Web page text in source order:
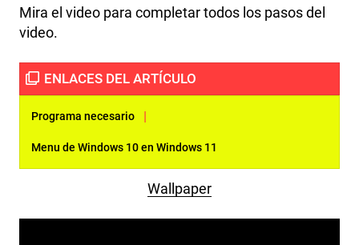
Mira el video para completar todos los pasos del
video.
Programa necesario |
Menu de Windows 10 en Windows 11
Wallpaper